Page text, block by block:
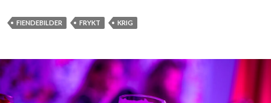
k
e
e
e
FIENDEBILDER FRYKT KRIG